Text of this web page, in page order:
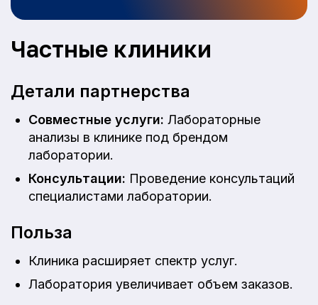
Частные клиники
Детали партнерства
Совместные услуги: Лабораторные
анализы в клинике под брендом
лаборатории.
Консультации: Проведение консультаций
специалистами лаборатории.
Польза
Клиника расширяет спектр услуг.
Лаборатория увеличивает объем заказов.